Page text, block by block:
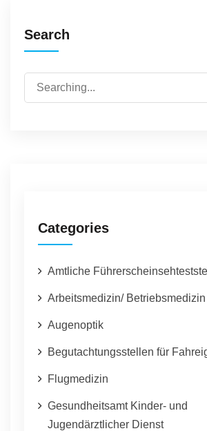
Search
Search
for:
Categories
Amtliche
Arbeitsmedizin/ Betriebsmedizin
Augenoptik
Begutachtungsstellen für
Flugmedizin
Gesundheitsamt Kinder- und
Jugendärztlicher Dienst